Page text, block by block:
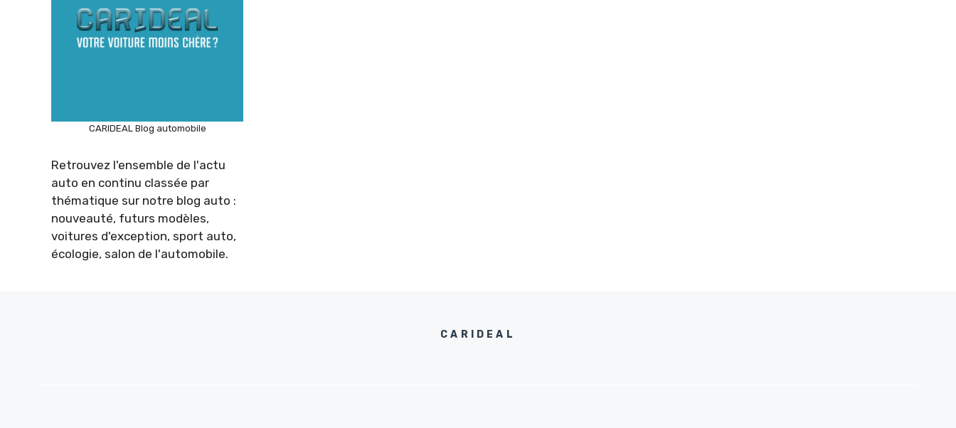
CARIDEAL Blog automobile
Retrouvez l'ensemble de l'actu
auto en continu classée par
thématique sur notre blog auto :
nouveauté, futurs modèles,
voitures d'exception, sport auto,
écologie, salon de l'automobile.
CARIDEAL